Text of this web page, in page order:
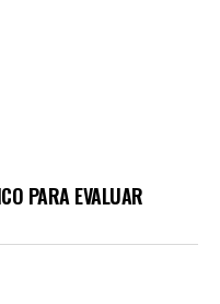
PARA EVALUAR